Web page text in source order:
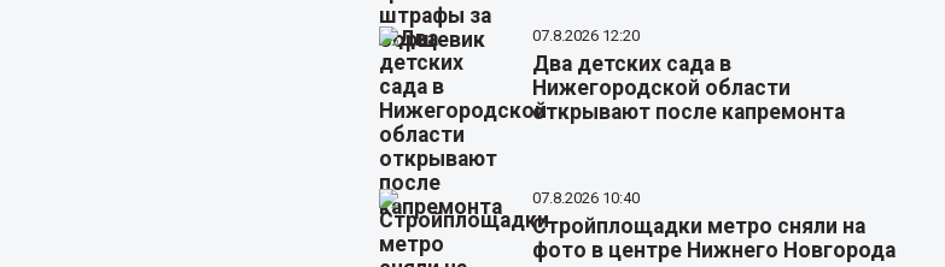
07.8.2026 12:20
Два детских сада в
Нижегородской области
открывают после капремонта
07.8.2026 10:40
Стройплощадки метро сняли на
фото в центре Нижнего Новгорода